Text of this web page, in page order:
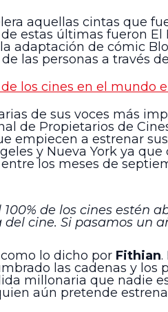
aquellas cintas que
estas últimas fueron
adaptación de cómic
las personas a través
los cines en el mundo
de sus voces más
de Propietarios de
empiecen a estrenar
y Nueva York ya
los meses de
de los cines
cine. Si pasamos un
lo dicho por Fithian.
las cadenas y
millonaria que nadie
aún pretende